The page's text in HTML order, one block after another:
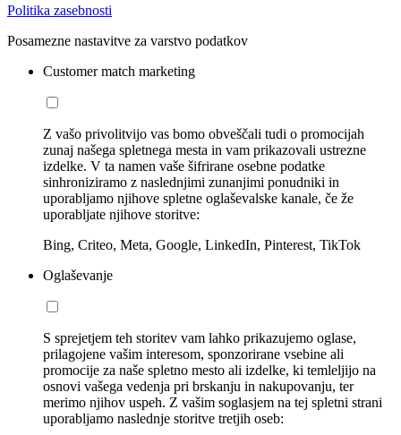
Politika zasebnosti
Posamezne nastavitve za varstvo podatkov
Customer match marketing
Z vašo privolitvijo vas bomo obveščali tudi o promocijah
zunaj našega spletnega mesta in vam prikazovali ustrezne
izdelke. V ta namen vaše šifrirane osebne podatke
sinhroniziramo z naslednjimi zunanjimi ponudniki in
uporabljamo njihove spletne oglaševalske kanale, če že
uporabljate njihove storitve:
Bing, Criteo, Meta, Google, LinkedIn, Pinterest, TikTok
Oglaševanje
S sprejetjem teh storitev vam lahko prikazujemo oglase,
prilagojene vašim interesom, sponzorirane vsebine ali
promocije za naše spletno mesto ali izdelke, ki temleljijo na
osnovi vašega vedenja pri brskanju in nakupovanju, ter
merimo njihov uspeh. Z vašim soglasjem na tej spletni strani
uporabljamo naslednje storitve tretjih oseb: